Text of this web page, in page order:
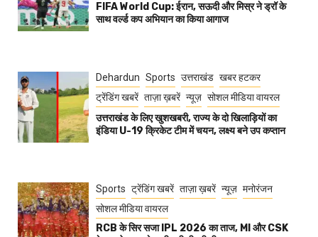
FIFA World Cup: ईरान, सऊदी और मिस्र ने ड्रॉ के
साथ वर्ल्ड कप अभियान का किया आगाज
Dehardun Sports उत्तराखंड खबर हटकर
ट्रेंडिंग खबरें ताज़ा ख़बरें न्यूज़ सोशल मीडिया वायरल
उत्तराखंड के लिए खुशखबरी, राज्य के दो खिलाड़ियों का
इंडिया U-19 क्रिकेट टीम में चयन, लक्ष्य बने उप कप्तान
Sports ट्रेंडिंग खबरें ताज़ा ख़बरें न्यूज़ मनोरंजन
सोशल मीडिया वायरल
RCB के सिर सजा IPL 2026 का ताज, MI और CSK